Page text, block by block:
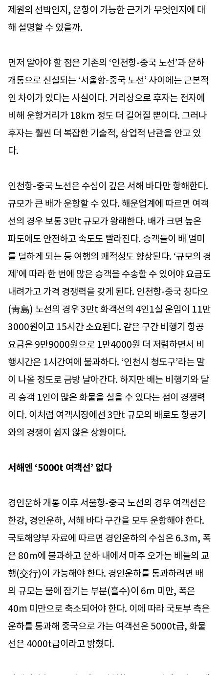
제원의 선박인지, 운항이 가능한 근거가 무엇인지에 대
해 설명할 수 있을까.
먼저 알아야 할 점은 기존의 ‘인천항-중국 노선’과 운하
개통으로 신설되는 ‘서울항-중국 노선’ 사이에는 근본적
인 차이가 있다는 사실이다. 거리상으로 후자는 전자에
비해 운항거리가 18km 정도 더 길어질 뿐이다. 그러나
후자는 훨씬 더 복잡한 기술적, 상업적 난관을 안고 있
다.
인천항-중국 노선은 수심이 깊은 서해 바다만 항해한다.
규모가 큰 배가 운항할 수 있다. 해운업계에 따르면 여객
선의 경우 보통 3만t 규모가 왕래한다. 배가 크면 높은
파도에도 안전하고 속도도 빨라진다. 승객들이 배 멀미
를 덜하게 되는 등 여행의 쾌적성도 향상된다. ‘규모의 경
제’에 따라 한 번에 많은 승객을 수송할 수 있어야 요금도
내려가고 가격 경쟁력을 갖게 된다. 인천항-중국 칭다오
(靑島) 노선의 경우 3만t 화객선의 4인1실 운임이 11만
3000원이고 15시간 소요된다. 같은 구간 비행기 항공
요금은 9만9000원으로 1만4000원 더 저렴하면서 비
행시간은 1시간여에 불과하다. ‘인천시 청도구’라는 말
이 나올 정도로 금방 날아간다. 하지만 배는 비행기와 달
리 승객 1인이 많은 화물을 실을 수 있다는 점이 경쟁력
이다. 이처럼 여객시장에선 3만t 규모의 배로도 항공기
와의 경쟁이 쉽지 않은 상황이다.
서해엔 ‘5000t 여객선’ 없다
경인운하 개통 이후 서울항-중국 노선의 경우 여객선은
한강, 경인운하, 서해 바다 구간을 모두 운항해야 한다.
국토해양부 자료에 따르면 경인운하의 수심은 6.3m, 폭
은 80m에 불과하고 운하 내에서 마주 오가는 배들의 교
행(交行)이 가능해야 한다. 경인운하를 통과하려면 배
의 규모는 물에 잠기는 부분(흘수)이 6m 미만, 폭은
40m 미만으로 축소되어야 한다. 이에 따라 국토부 측은
운하를 통과해 중국으로 가는 여객선은 5000t급, 화물
선은 4000t급이라고 밝혔다.